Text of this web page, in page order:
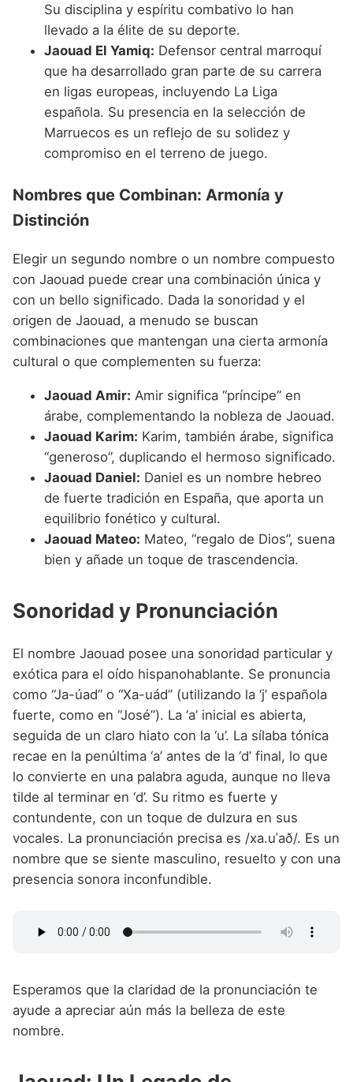
Su disciplina y espíritu combativo lo han
llevado a la élite de su deporte.
Jaouad El Yamiq: Defensor central marroquí
que ha desarrollado gran parte de su carrera
en ligas europeas, incluyendo La Liga
española. Su presencia en la selección de
Marruecos es un reflejo de su solidez y
compromiso en el terreno de juego.
Nombres que Combinan: Armonía y
Distinción
Elegir un segundo nombre o un nombre compuesto
con Jaouad puede crear una combinación única y
con un bello significado. Dada la sonoridad y el
origen de Jaouad, a menudo se buscan
combinaciones que mantengan una cierta armonía
cultural o que complementen su fuerza:
Jaouad Amir: Amir significa “príncipe” en
árabe, complementando la nobleza de Jaouad.
Jaouad Karim: Karim, también árabe, significa
“generoso”, duplicando el hermoso significado.
Jaouad Daniel: Daniel es un nombre hebreo
de fuerte tradición en España, que aporta un
equilibrio fonético y cultural.
Jaouad Mateo: Mateo, “regalo de Dios”, suena
bien y añade un toque de trascendencia.
Sonoridad y Pronunciación
El nombre Jaouad posee una sonoridad particular y
exótica para el oído hispanohablante. Se pronuncia
como “Ja-úad” o “Xa-uád” (utilizando la ‘j’ española
fuerte, como en “José”). La ‘a’ inicial es abierta,
seguida de un claro hiato con la ‘u’. La sílaba tónica
recae en la penúltima ‘a’ antes de la ‘d’ final, lo que
lo convierte en una palabra aguda, aunque no lleva
tilde al terminar en ‘d’. Su ritmo es fuerte y
contundente, con un toque de dulzura en sus
vocales. La pronunciación precisa es /xa.uˈað/. Es un
nombre que se siente masculino, resuelto y con una
presencia sonora inconfundible.
Esperamos que la claridad de la pronunciación te
ayude a apreciar aún más la belleza de este
nombre.